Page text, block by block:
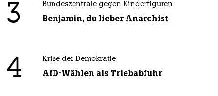
3 Bundeszentrale gegen Kinderfiguren
Benjamin, du lieber Anarchist
4 Krise der Demokratie
AfD-Wählen als Triebabfuhr